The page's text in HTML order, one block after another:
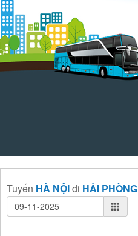
Tuyến HÀ NỘIđi HẢI PHÒNG